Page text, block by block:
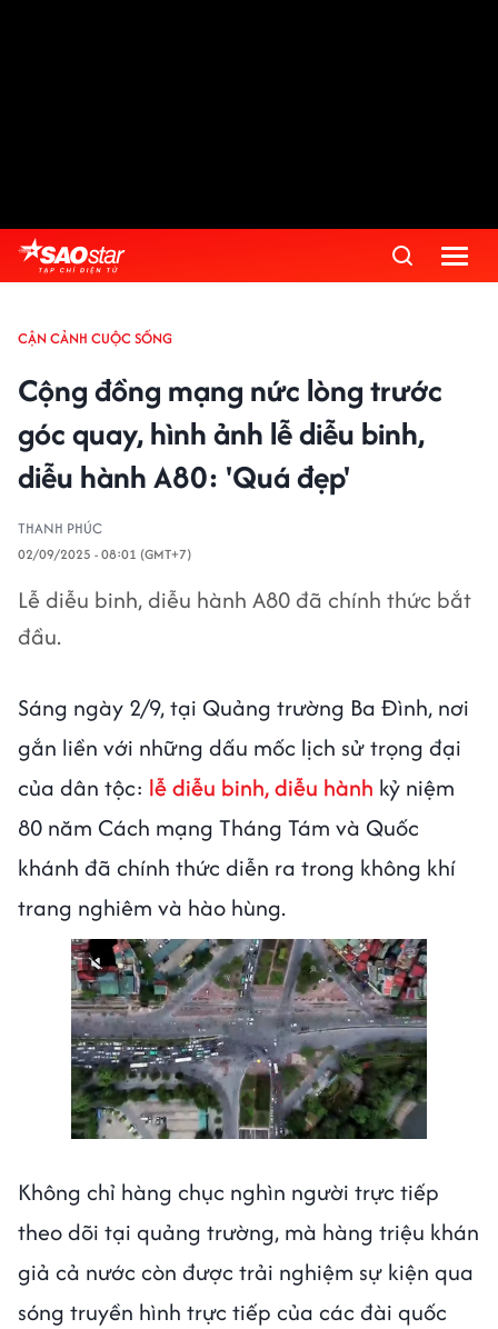
CẬN CẢNH CUỘC SỐNG
Cộng đồng mạng nức lòng trước
góc quay, hình ảnh lễ diễu binh,
diễu hành A80: 'Quá đẹp'
THANH PHÚC
02/09/2025 - 08:01 (GMT+7)
Lễ diễu binh, diễu hành A80 đã chính thức bắt
đầu.
Sáng ngày 2/9, tại Quảng trường Ba Đình, nơi
gắn liền với những dấu mốc lịch sử trọng đại
của dân tộc: lễ diễu binh, diễu hành kỷ niệm
80 năm Cách mạng Tháng Tám và Quốc
khánh đã chính thức diễn ra trong không khí
trang nghiêm và hào hùng.
Không chỉ hàng chục nghìn người trực tiếp
theo dõi tại quảng trường, mà hàng triệu khán
giả cả nước còn được trải nghiệm sự kiện qua
sóng truyền hình trực tiếp của các đài quốc